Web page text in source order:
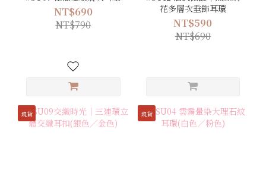
NT$690
NT$790
花多層次垂飾耳環
NT$590
NT$690
現貨 現貨